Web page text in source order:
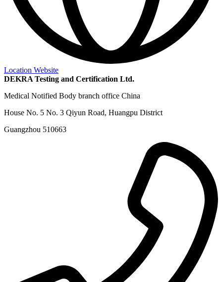
Location Website
DEKRA Testing and Certification Ltd.
Medical Notified Body branch office China
House No. 5 No. 3 Qiyun Road, Huangpu District
Guangzhou 510663